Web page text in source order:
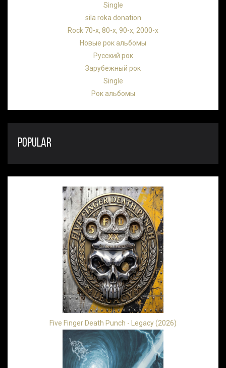
Single
sila roka donation
Rock 70-х, 80-х, 90-х, 2000-х
Новые рок альбомы
Русский рок
Зарубежный рок
Single
Рок альбомы
POPULAR
Five Finger Death Punch - Legacy (2026)